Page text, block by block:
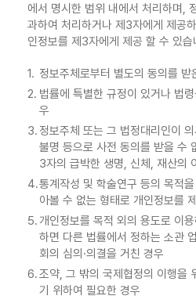
에서 명시한 범위 내에서 처리하며,
과하여 처리하거나 제3자에게 제공
인정보를 제3자에게 제공 할 수 있습
1. 정보주체로부터 별도의 동의를 받
2. 법률에 특별한 규정이 있거나 법
우
3. 정보주체 또는 그 법정대리인이
불명 등으로 사전 동의를 받을 수
3자의 급박한 생명, 신체, 재산의
4.통계작성 및 학술연구 등의 목적
아볼 수 없는 형태로 개인정보를
5. 개인정보를 목적 외의 용도로 이
하면 다른 법률에서 정하는 소관
회의 심의·의결을 거친 경우
6.조약, 그 밖의 국제협정의 이행을
기 위하여 필요한 경우